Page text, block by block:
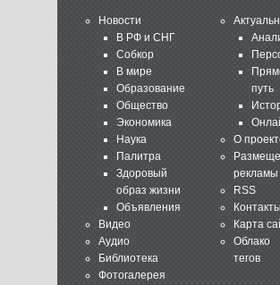
Новости
В РФ и СНГ
Собкор
В мире
Образование
Общество
Экономика
Наука
Палитра
Здоровый
образ жизни
Объявления
Видео
Аудио
Библиотека
Фотогалерея
путь
О
рекламы
RSS
Контакты
Карта
Облако
тегов